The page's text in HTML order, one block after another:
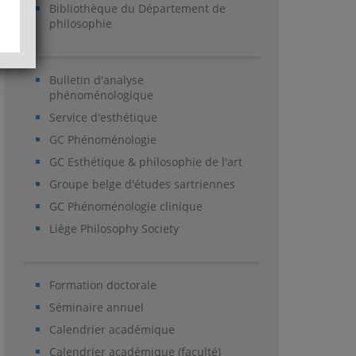
Bibliothèque du Département de
philosophie
Bulletin d'analyse
phénoménologique
Service d'esthétique
GC Phénoménologie
GC Esthétique & philosophie de l'art
Groupe belge d'études sartriennes
GC Phénoménologie clinique
Liège Philosophy Society
Formation doctorale
Séminaire annuel
Calendrier académique
Calendrier académique (faculté)